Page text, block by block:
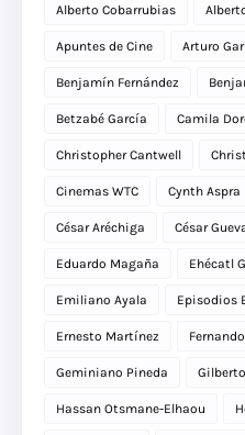
Alberto Cobarrubias
Apuntes de Cine Arturo
Benjamín Fernández
Betzabé García Camila
Christopher Cantwell
Cinemas WTC Cynth Aspra
César Aréchiga César
Eduardo Magaña Ehécatl
Emiliano Ayala Episodios
Ernesto Martínez
Geminiano Pineda
Hassan Otsmane-Elhaou